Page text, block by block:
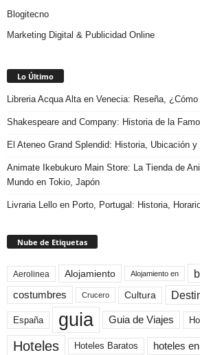
Blogitecno
Marketing Digital & Publicidad Online
Lo Último
Libreria Acqua Alta en Venecia: Reseña,
Shakespeare and Company: Historia de la
El Ateneo Grand Splendid: Historia, Ubicación y
Animate Ikebukuro Main Store: La Tienda de
Mundo en Tokio, Japón
Livraria Lello en Porto, Portugal: Historia,
Nube de Etiquetas
Aerolinea Alojamiento Alojamiento en
costumbres Crucero Cultura
España guia Guia de Viajes
Hoteles Hoteles Baratos hoteles en